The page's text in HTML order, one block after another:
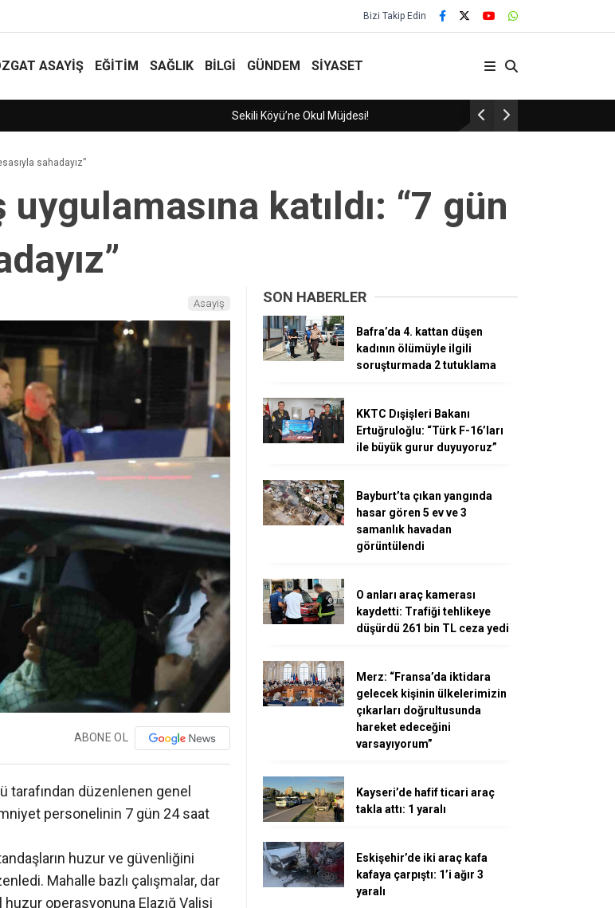
Bizi Takip Edin
ASAYIŞ EĞİTİM SAĞLIK BİLGİ GÜNDEM SİYASET
29 Yıllık Gelenek Sürüyor!
sahadayız”
katıldı: “7 gün
Asayiş
ABONE OL
tarafından düzenlenen genel
personelinin 7 gün 24 saat
huzur ve güvenliğini
Mahalle bazlı çalışmalar, dar
huzur operasyonuna Elazığ Valisi
SON HABERLER
Bafra’da 4. kattan düşen
kadının ölümüyle ilgili
soruşturmada 2 tutuklama
KKTC Dışişleri Bakanı
Ertuğruloğlu: “Türk F-16’ları
ile büyük gurur duyuyoruz”
Bayburt’ta çıkan yangında
hasar gören 5 ev ve 3
samanlık havadan
görüntülendi
O anları araç kamerası
kaydetti: Trafiği tehlikeye
düşürdü 261 bin TL ceza yedi
Merz: “Fransa’da iktidara
gelecek kişinin ülkelerimizin
çıkarları doğrultusunda
hareket edeceğini
varsayıyorum”
Kayseri’de hafif ticari araç
takla attı: 1 yaralı
Eskişehir’de iki araç kafa
kafaya çarpıştı: 1’i ağır 3
yaralı